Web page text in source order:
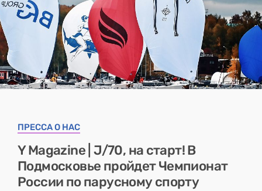
ПРЕССА О НАС
Y Magazine | J/70, на старт! В
Подмосковье пройдет Чемпионат
России по парусному спорту